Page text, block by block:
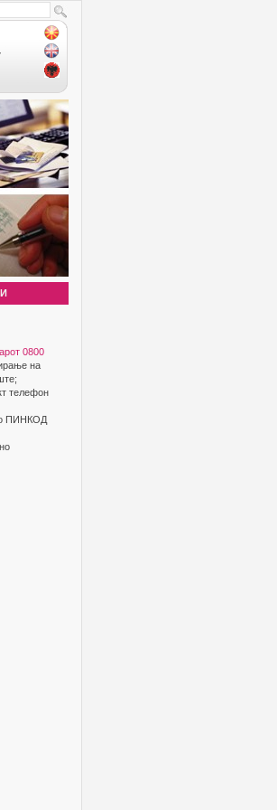
0800
на
телефон
ПИНКОД